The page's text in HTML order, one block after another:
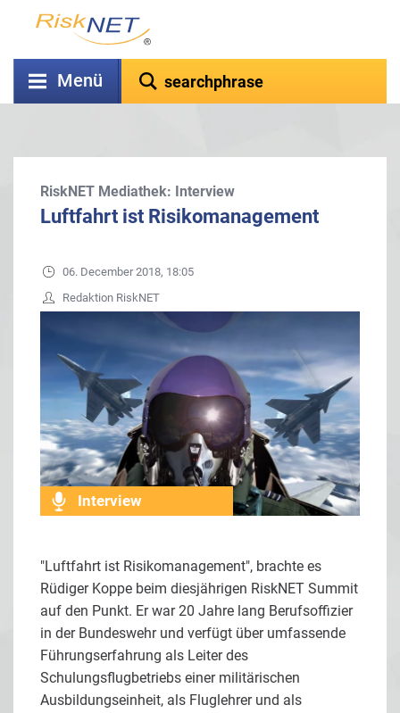
Menü
RiskNET Mediathek: Interview
Luftfahrt ist Risikomanagement
06. December 2018, 18:05
Redaktion RiskNET
Interview
"Luftfahrt ist Risikomanagement", brachte es
Rüdiger Koppe beim diesjährigen RiskNET Summit
auf den Punkt. Er war 20 Jahre lang Berufsoffizier
in der Bundeswehr und verfügt über umfassende
Führungserfahrung als Leiter des
Schulungsflugbetriebs einer militärischen
Ausbildungseinheit, als Fluglehrer und als